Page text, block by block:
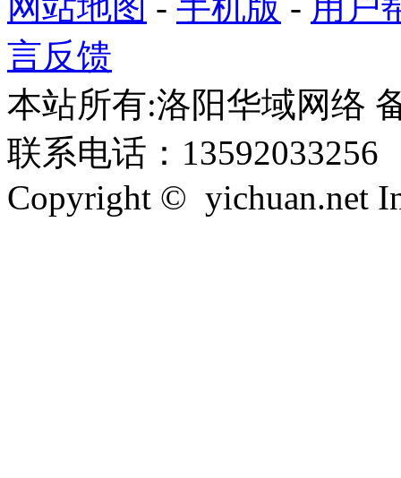
言反馈
本站所有:洛阳华域网络
联系电话：13592033256
Copyright © yichuan.net